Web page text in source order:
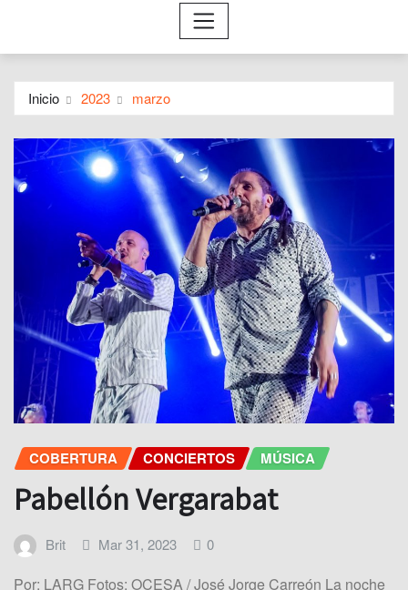
Inicio 2023 marzo
COBERTURA CONCIERTOS MÚSICA
Pabellón Vergarabat
Brit Mar 31, 2023 0
Por: LARG Fotos: OCESA / José Jorge Carreón La noche